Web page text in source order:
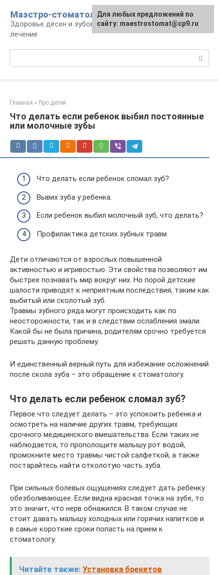
контенту
Маэстро-стоматолог
Здоровье дёсен и зубов, диагностика и
лечение
Главная » Про детей
Что делать если ребенок выбил постоянные
или молочные зубы
Что делать если ребенок сломал зуб?
Вывих зуба у ребенка.
Если ребенок выбил молочный зуб, что делать?
Профилактика детских зубных травм.
Дети отличаются от взрослых повышенной
активностью и игривостью. Эти свойства позволяют им
быстрее познавать мир вокруг них. Но порой детские
шалости приводят к неприятным последствия, таким как
выбитый или сколотый зуб.
Травмы зубного ряда могут происходить как по
неосторожности, так и в следствии ослабления эмали.
Какой бы не была причина, родителям срочно требуется
решать данную проблему.
И единственный верный путь для избежание осложнений
после скола зуба – это обращение к стоматологу.
Что делать если ребенок сломал зуб?
Первое что следует делать – это успокоить ребенка и
осмотреть на наличие других травм, требующих
срочного медицинского вмешательства. Если таких не
наблюдается, то прополощите малышу рот водой,
промокните место травмы чистой салфеткой, а также
постарайтесь найти отколотую часть зуба.
При сильных болевых ощущениях следует дать ребенку
обезболивающее. Если видна красная точка на зубе, то
это значит, что нерв обнажился. В таком случае не
стоит давать малышу холодных или горячих напитков и
в самые короткие сроки попасть на прием к
стоматологу.
Читайте также: Установка брекетов
Для любых предложений по
сайту: maestrostomat@cp9.ru